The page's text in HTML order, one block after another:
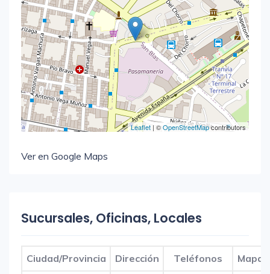
Leaflet | ©OpenStreetMapcontributors
Ver en Google Maps
Sucursales, Oficinas, Locales
Ciudad/Provincia Dirección Teléfonos Mapa